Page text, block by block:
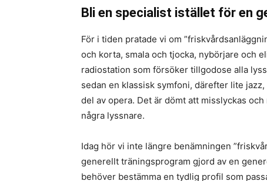
Bli en specialist istället för en
För i tiden pratade vi om
och korta, smala och tjocka, nybörjare och
radiostation som försöker tillgodose alla
sedan en klassisk symfoni, därefter lite
del av opera. Det är dömt att misslyckas
några lyssnare.
Idag hör vi inte längre benämningen
generellt träningsprogram gjord av en
behöver bestämma en tydlig profil som